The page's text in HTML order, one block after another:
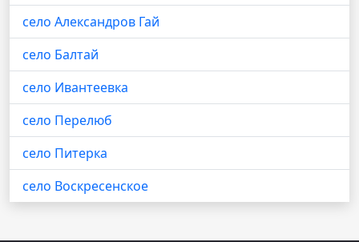
село Александров Гай
село Балтай
село Ивантеевка
село Перелюб
село Питерка
село Воскресенское